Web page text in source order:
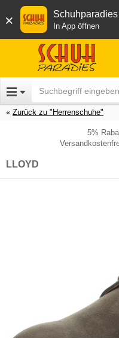
× Schuhparadies
In App öffnen
Zurück zu "Herrenschuhe"
5%
LLOYD